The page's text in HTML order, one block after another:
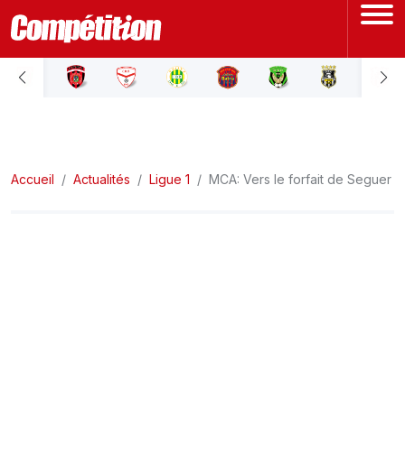
ACCUEIL
LIGUE 2
Accueil Actualités Ligue 1 MCA: Vers le forfait de Seguer